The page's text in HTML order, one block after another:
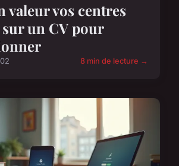
valeur vos centres
un CV pour
8 min de lecture →